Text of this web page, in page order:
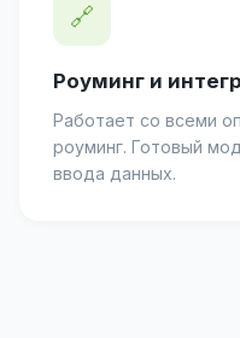
🔗
Роуминг и
Работает со всеми
роуминг. Готовый
ввода данных.